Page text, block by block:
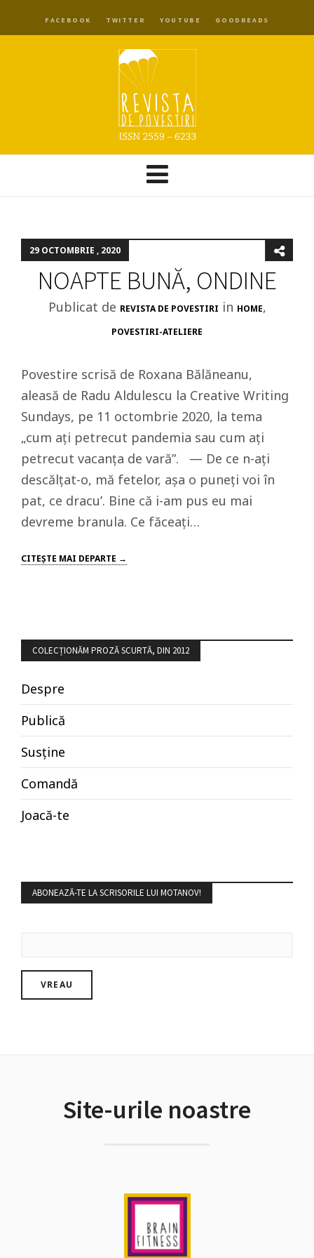
FACEBOOK TWITTER YOUTUBE GOODREADS
29 OCTOMBRIE , 2020
NOAPTE BUNĂ, ONDINE
Publicat de REVISTA DE POVESTIRI in HOME,
POVESTIRI-ATELIERE
Povestire scrisă de Roxana Bălăneanu,
aleasă de Radu Aldulescu la Creative Writing
Sundays, pe 11 octombrie 2020, la tema
„cum ați petrecut pandemia sau cum ați
petrecut vacanța de vară”. — De ce n-ați
descălțat-o, mă fetelor, așa o puneți voi în
pat, ce dracu’. Bine că i-am pus eu mai
devreme branula. Ce făceați…
CITEŞTE MAI DEPARTE →
COLECȚIONĂM PROZĂ SCURTĂ, DIN 2012
Despre
Publică
Susține
Comandă
Joacă-te
ABONEAZĂ-TE LA SCRISORILE LUI MOTANOV!
Site-urile noastre